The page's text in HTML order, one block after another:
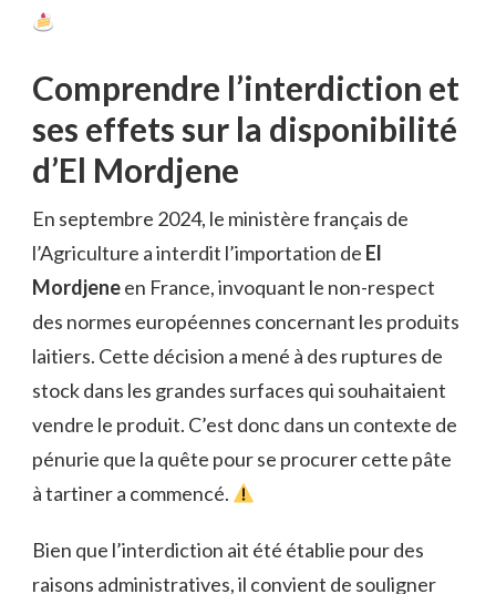
Comprendre l’interdiction et
ses effets sur la disponibilité
d’El Mordjene
En septembre 2024, le ministère français de
l’Agriculture a interdit l’importation de El
Mordjeneen France, invoquant le non-respect
des normes européennes concernant les produits
laitiers. Cette décision a mené à des ruptures de
stock dans les grandes surfaces qui souhaitaient
vendre le produit. C’est donc dans un contexte de
pénurie que la quête pour se procurer cette pâte
à tartiner a commencé.
Bien que l’interdiction ait été établie pour des
raisons administratives, il convient de souligner